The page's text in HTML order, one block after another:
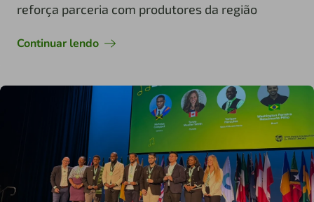
reforça parceria com produtores da região
Continuar lendo